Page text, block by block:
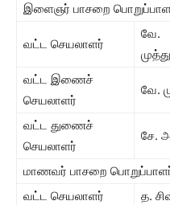
இளைஞர் பாசறை
வட்ட செயலாளர்
வே.
வட்ட இணைச்
செயலாளர்
வே.
வட்ட துணைச்
செயலாளர்
சே.
மாணவர் பாசறை
வட்ட செயலாளர்
த.